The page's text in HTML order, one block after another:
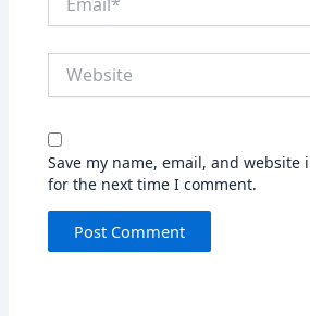
Save my name, email, and website
for the next time I comment.